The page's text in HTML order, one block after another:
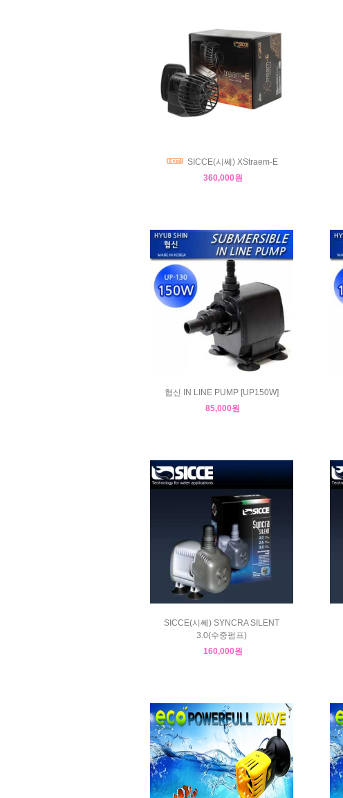
SICCE(시쎄) XStraem-E
360,000원
협신 IN LINE PUMP [UP150W]
85,000원
SICCE(시쎄) SYNCRA SILENT
3.0(수중펌프)
160,000원